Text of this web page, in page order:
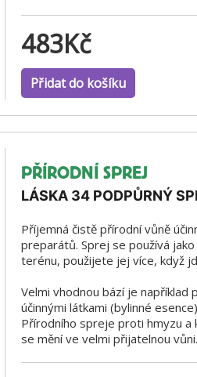
483Kč
Přidat do košíku
PŘÍRODNÍ SPREJ
LÁSKA 34 PODPŮRNÝ
Příjemná čistě přírodní vůně
preparátů. Sprej se používá
terénu, použijete jej více, když
Velmi vhodnou bází je například
účinnými látkami (bylinné
Přírodního spreje proti hmyzu a
se mění ve velmi přijatelnou vůni.